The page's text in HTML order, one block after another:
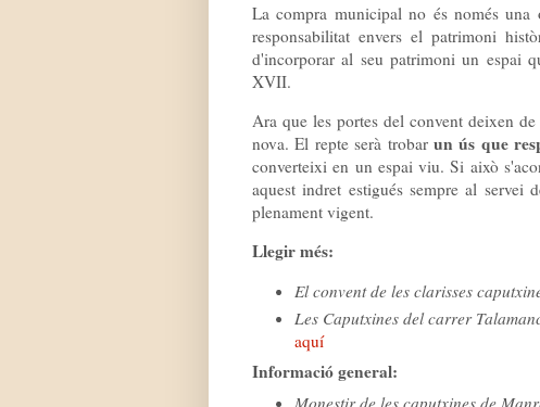
La compra municipal no és només
responsabilitat envers el patrimoni
d'incorporar al seu patrimoni un espai
XVII.
Ara que les portes del convent deixen
nova. El repte serà trobarun ús que
converteixi en un espai viu. Si això
aquest indret estigués sempre al servei
plenament vigent.
Llegir més:
El convent de les clarisses
Les Caputxines del carrer
aquí
Informació general:
Monestir de les caputxines de